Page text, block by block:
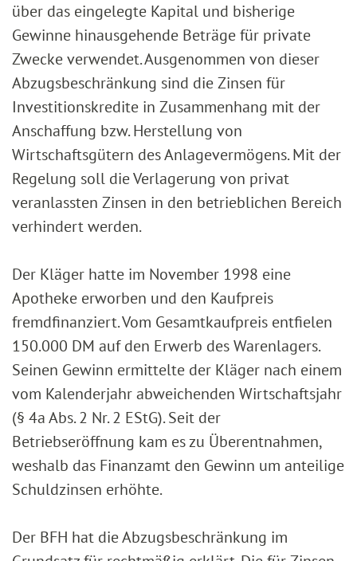
über das eingelegte Kapital und bisherige
Gewinne hinausgehende Beträge für private
Zwecke verwendet. Ausgenommen von dieser
Abzugsbeschränkung sind die Zinsen für
Investitionskredite in Zusammenhang mit der
Anschaffung bzw. Herstellung von
Wirtschaftsgütern des Anlagevermögens. Mit der
Regelung soll die Verlagerung von privat
veranlassten Zinsen in den betrieblichen Bereich
verhindert werden.
Der Kläger hatte im November 1998 eine
Apotheke erworben und den Kaufpreis
fremdfinanziert. Vom Gesamtkaufpreis entfielen
150.000 DM auf den Erwerb des Warenlagers.
Seinen Gewinn ermittelte der Kläger nach einem
vom Kalenderjahr abweichenden Wirtschaftsjahr
(§ 4a Abs. 2 Nr. 2 EStG). Seit der
Betriebseröffnung kam es zu Überentnahmen,
weshalb das Finanzamt den Gewinn um anteilige
Schuldzinsen erhöhte.
Der BFH hat die Abzugsbeschränkung im